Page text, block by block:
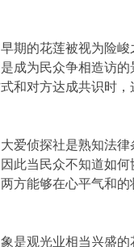
期的花莲被视为险峻
成为民众争相造访
和对方达成共识时，
爱侦探社是熟知法
此当民众不知道如
方能够在心平气和的
是观光业相当兴盛